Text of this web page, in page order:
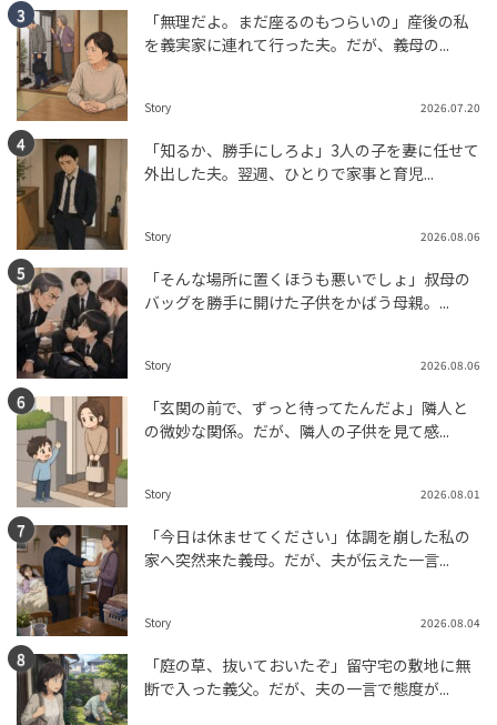
「無理だよ。まだ座るのもつらいの」産後の私
を義実家に連れて行った夫。だが、義母の...
Story 2026.07.20
「知るか、勝手にしろよ」3人の子を妻に任せて
外出した夫。翌週、ひとりで家事と育児...
Story 2026.08.06
「そんな場所に置くほうも悪いでしょ」叔母の
バッグを勝手に開けた子供をかばう母親。...
Story 2026.08.06
「玄関の前で、ずっと待ってたんだよ」隣人と
の微妙な関係。だが、隣人の子供を見て感...
Story 2026.08.01
「今日は休ませてください」体調を崩した私の
家へ突然来た義母。だが、夫が伝えた一言...
Story 2026.08.04
「庭の草、抜いておいたぞ」留守宅の敷地に無
断で入った義父。だが、夫の一言で態度が...